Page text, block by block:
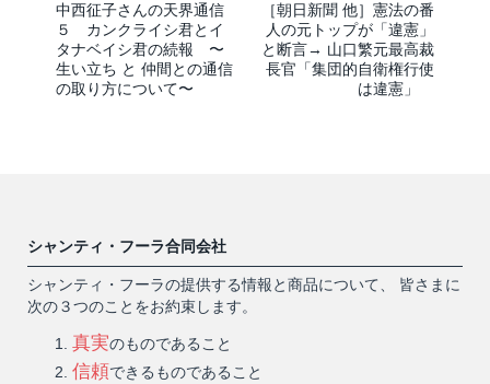
中西征子さんの天界通信
５ カンクライシ君とイ
タナベイシ君の続報 〜
生い立ち と 仲間との通信
の取り方について〜
［朝日新聞 他］憲法の番
人の元トップが「違憲」
と断言→ 山口繁元最高裁
長官「集団的自衛権行使
は違憲」
シャンティ・フーラ合同会社
シャンティ・フーラの提供する情報と商品について、 皆さまに
次の３つのことをお約束します。
真実のものであること
信頼できるものであること